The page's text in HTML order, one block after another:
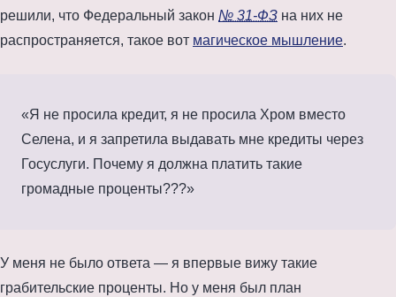
решили, что Федеральный закон № 31-ФЗ на них не
распространяется, такое вот магическое мышление.
«Я не просила кредит, я не просила Хром вместо
Селена, и я запретила выдавать мне кредиты через
Госуслуги. Почему я должна платить такие
громадные проценты???»
У меня не было ответа — я впервые вижу такие
грабительские проценты. Но у меня был план